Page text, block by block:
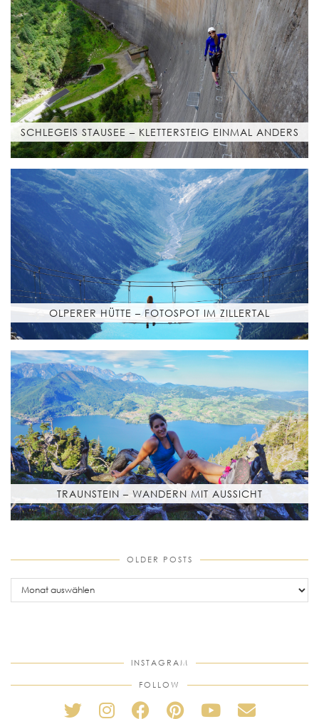
SCHLEGEIS STAUSEE – KLETTERSTEIG EINMAL ANDERS
OLPERER HÜTTE – FOTOSPOT IM ZILLERTAL
TRAUNSTEIN – WANDERN MIT AUSSICHT
OLDER POSTS
older
posts
INSTAGRAM
FOLLOW